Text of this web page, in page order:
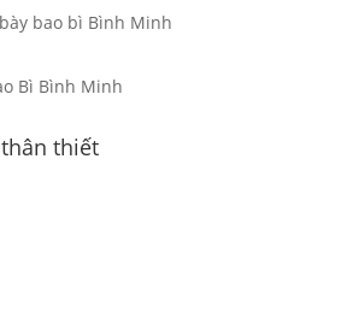
thiết